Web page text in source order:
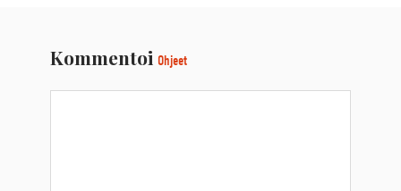
Kommentoi Ohjeet